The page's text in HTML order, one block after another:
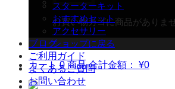
お買い物カゴに商品がありませ
ショップに戻る
カート0 商品 合計金額： ¥0
スターターキット
おすすめセット
アクセサリー
ブログ
ご利用ガイド
よくあるご質問
お問い合わせ